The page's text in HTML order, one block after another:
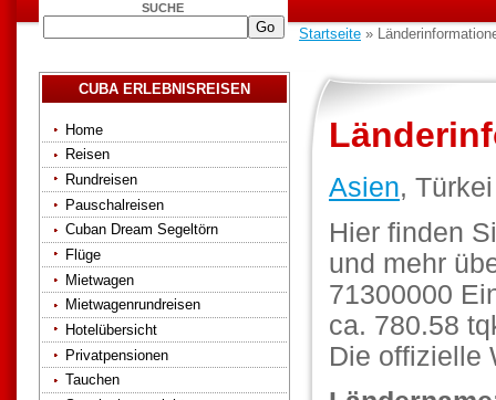
SUCHE
Startseite »
CUBA ERLEBNISREISEN
Home
Reisen
Rundreisen
Pauschalreisen
Cuban Dream Segeltörn
Flüge
Mietwagen
Mietwagenrundreisen
Hotelübersicht
Privatpensionen
Tauchen
Asien, Türkei
Hier finden
und mehr
71300000
ca. 780.58
Die offizielle